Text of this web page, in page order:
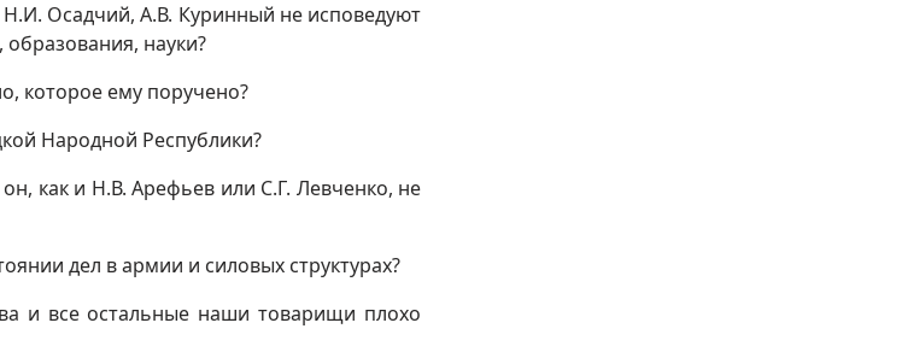
Осадчий, А.В. Куринный не исповедуют
науки?
которое ему поручено?
Народной Республики?
как и Н.В. Арефьев или С.Г. Левченко, не
дел в армии и силовых структурах?
и все остальные наши товарищи плохо